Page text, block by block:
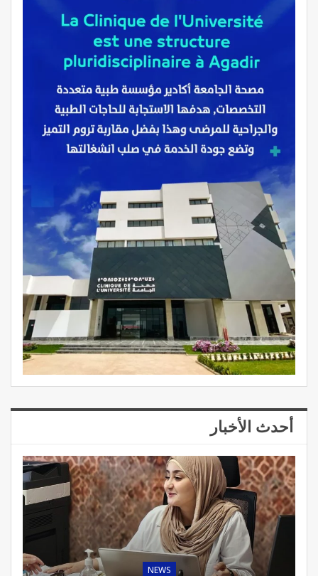
أحدث الأخبار
NEWS